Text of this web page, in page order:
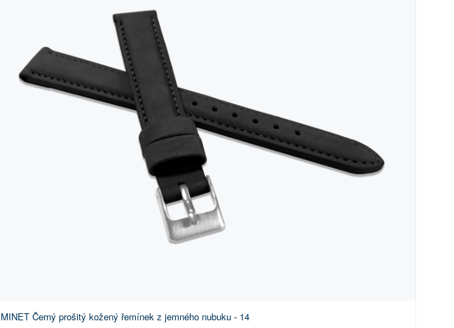
MINET Černý prošitý kožený řemínek z jemného nubuku - 14